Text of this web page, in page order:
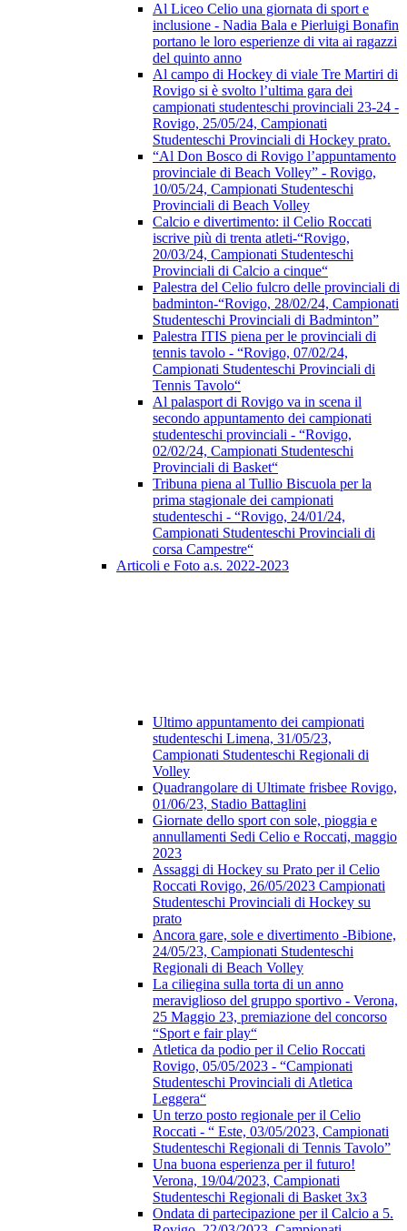
Al Liceo Celio una giornata di sport e
inclusione - Nadia Bala e Pierluigi Bonafin
portano le loro esperienze di vita ai ragazzi
del quinto anno
Al campo di Hockey di viale Tre Martiri di
Rovigo si è svolto l’ultima gara dei
campionati studenteschi provinciali 23-24 -
Rovigo, 25/05/24, Campionati
Studenteschi Provinciali di Hockey prato.
“Al Don Bosco di Rovigo l’appuntamento
provinciale di Beach Volley” - Rovigo,
10/05/24, Campionati Studenteschi
Provinciali di Beach Volley
Calcio e divertimento: il Celio Roccati
iscrive più di trenta atleti-“Rovigo,
20/03/24, Campionati Studenteschi
Provinciali di Calcio a cinque“
Palestra del Celio fulcro delle provinciali di
badminton-“Rovigo, 28/02/24, Campionati
Studenteschi Provinciali di Badminton”
Palestra ITIS piena per le provinciali di
tennis tavolo - “Rovigo, 07/02/24,
Campionati Studenteschi Provinciali di
Tennis Tavolo“
Al palasport di Rovigo va in scena il
secondo appuntamento dei campionati
studenteschi provinciali - “Rovigo,
02/02/24, Campionati Studenteschi
Provinciali di Basket“
Tribuna piena al Tullio Biscuola per la
prima stagionale dei campionati
studenteschi - “Rovigo, 24/01/24,
Campionati Studenteschi Provinciali di
corsa Campestre“
Articoli e Foto a.s. 2022-2023
Ultimo appuntamento dei campionati
studenteschi Limena, 31/05/23,
Campionati Studenteschi Regionali di
Volley
Quadrangolare di Ultimate frisbee Rovigo,
01/06/23, Stadio Battaglini
Giornate dello sport con sole, pioggia e
annullamenti Sedi Celio e Roccati, maggio
2023
Assaggi di Hockey su Prato per il Celio
Roccati Rovigo, 26/05/2023 Campionati
Studenteschi Provinciali di Hockey su
prato
Ancora gare, sole e divertimento -Bibione,
24/05/23, Campionati Studenteschi
Regionali di Beach Volley
La ciliegina sulla torta di un anno
meraviglioso del gruppo sportivo - Verona,
25 Maggio 23, premiazione del concorso
“Sport e fair play“
Atletica da podio per il Celio Roccati
Rovigo, 05/05/2023 - “Campionati
Studenteschi Provinciali di Atletica
Leggera“
Un terzo posto regionale per il Celio
Roccati - “ Este, 03/05/2023, Campionati
Studenteschi Regionali di Tennis Tavolo”
Una buona esperienza per il futuro!
Verona, 19/04/2023, Campionati
Studenteschi Regionali di Basket 3x3
Ondata di partecipazione per il Calcio a 5.